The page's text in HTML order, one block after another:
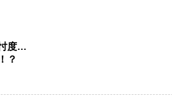
度…
？